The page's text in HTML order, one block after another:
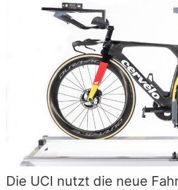
Die UCI nutzt die neue